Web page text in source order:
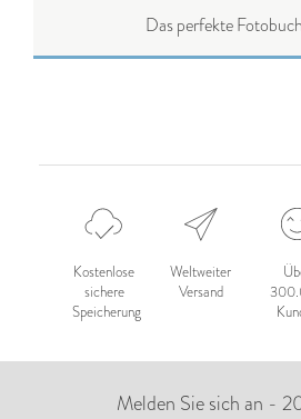
Das perfekte
Kostenlose
sichere
Speicherung
Weltweiter
Versand
Melden Sie sich an -